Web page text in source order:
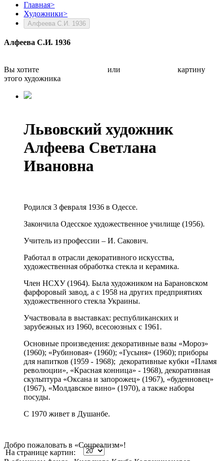
Главная>
Художники>
Алфеева С.И. 1936
Алфеева С.И. 1936
Вы хотите или
картину
этого художника
Львовский художник
Алфеева Светлана
Ивановна
Родился 3 февраля 1936 в Одессе.
Закончила Одесское художественное училище (1956).
Учитель из профессии – И. Сакович.
Работал в отрасли декоративного искусства,
художественная обработка стекла и керамика.
Член НСХУ (1964). Была художником на Барановском
фарфоровый завод, а с 1958 на других предприятиях
художественного стекла Украины.
Участвовала в выставках: республиканских и
зарубежных из 1960, всесоюзных с 1961.
Основные произведения: декоративные вазы «Мороз»
(1960); «Рубиновая» (1960); «Гусыня» (1960); приборы
для напитков (1959 - 1968); декоративные кубки «Пламя
революции», «Красная конница» - 1968), декоративная
скульптура «Оксана и запорожец» (1967), «буденновец»
(1967), «Молдавское вино» (1970), а также наборы
посуды.
С 1970 живет в Душанбе.
На странице картин:
Добро пожаловать в «Соцреализм»!